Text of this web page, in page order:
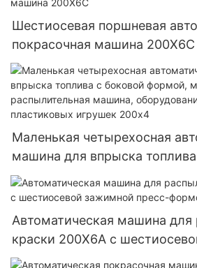
Шестиосевая поршневая
покрасочная машина 200X6C
Маленькая четырехосная
машина для впрыска
формой,
распылительная машина,
распыления пластиковых
Автоматическая машина для
краски 200X6A с
пресс-формой